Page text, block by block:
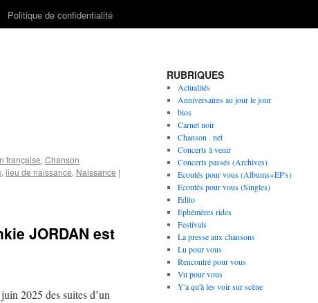
Politique de confidentialité
française, Chanson
, lieu de naissance, Naissance |
JORDAN est
2025 des suites d’un
RUBRIQUES
Actualités
Anniversaires au jour le jour
bios
Carnet noir
Chanson . net
Concerts à venir
Concerts passés (Archives)
Ecoutés pour vous (Albums+EP's)
Ecoutés pour vous (Singles)
Edito
Ephémères rides
Festivals
La presse aux chansons
Lu pour vous
Rencontré pour vous
Vu pour vous
Y'a qu'à les voir sur scène